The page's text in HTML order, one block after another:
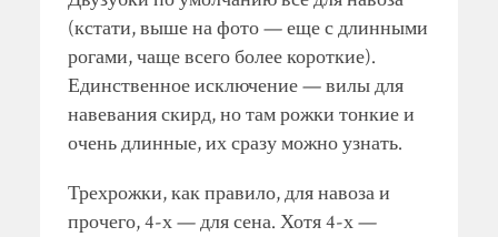
(кстати, выше на фото — еще с длинными
рогами, чаще всего более короткие).
Единственное исключение — вилы для
навевания скирд, но там рожки тонкие и
очень длинные, их сразу можно узнать.
Трехрожки, как правило, для навоза и
прочего, 4-х — для сена. Хотя 4-х —